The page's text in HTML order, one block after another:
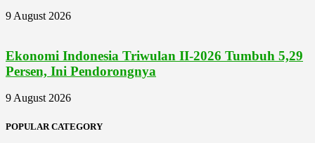
9 August 2026
Ekonomi Indonesia Triwulan II-2026 Tumbuh 5,29
Persen, Ini Pendorongnya
9 August 2026
POPULAR CATEGORY